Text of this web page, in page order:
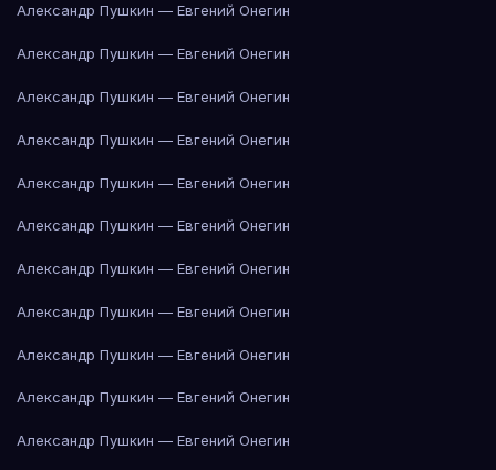
Александр Пушкин — Евгений Онегин
Александр Пушкин — Евгений Онегин
Александр Пушкин — Евгений Онегин
Александр Пушкин — Евгений Онегин
Александр Пушкин — Евгений Онегин
Александр Пушкин — Евгений Онегин
Александр Пушкин — Евгений Онегин
Александр Пушкин — Евгений Онегин
Александр Пушкин — Евгений Онегин
Александр Пушкин — Евгений Онегин
Александр Пушкин — Евгений Онегин